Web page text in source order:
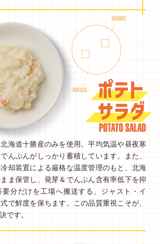
海道十勝産のみを使用。平均気温や昼夜寒
んぷんがしっかり蓄積しています。また、
却装置による厳格な温度管理のもと、北海
ま保管し、発芽＆でんぷん含有率低下を抑
要分だけを工場へ搬送する、ジャスト・イ
で鮮度を保ちます。この品質重視こそが、
です。